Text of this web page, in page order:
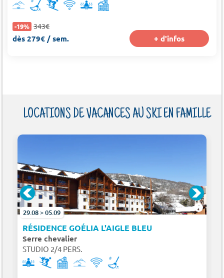
-19% 343€
dès 279€ / sem. + d'infos
LOCATIONS DE VACANCES AU SKI EN FAMILLE
29.08 > 05.09
RÉSIDENCE GOÉLIA L'AIGLE BLEU
Serre chevalier
STUDIO 2/4 PERS.